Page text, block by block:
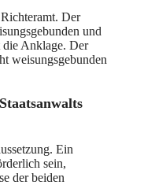
Der
und
die Anklage. Der
weisungsgebunden
Ein
sein,
der beiden